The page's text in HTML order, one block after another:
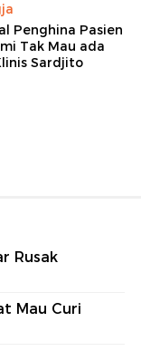
Penghina Pasien
Tak Mau ada
Sardjito
Rusak
Mau Curi